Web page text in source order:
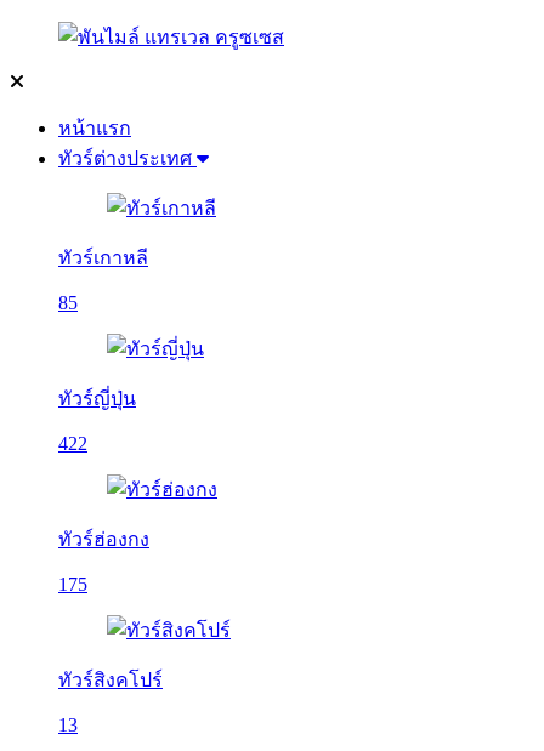
หน้าแรก
ทัวร์ต่างประเทศ
ทัวร์เกาหลี
85
ทัวร์ญี่ปุ่น
422
ทัวร์ฮ่องกง
175
ทัวร์สิงคโปร์
13